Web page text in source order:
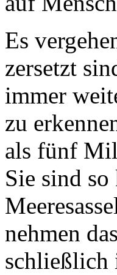
Es
zersetzt
immer
zu
als fünf
Sie sind
nehmen
schließlich